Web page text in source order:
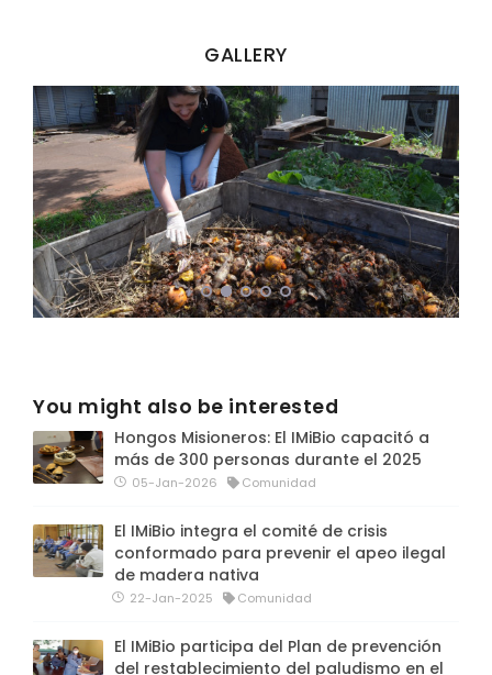
GALLERY
You might also be interested
Hongos Misioneros: El IMiBio capacitó a
más de 300 personas durante el 2025
05-Jan-2026 Comunidad
El IMiBio integra el comité de crisis
conformado para prevenir el apeo ilegal
de madera nativa
22-Jan-2025 Comunidad
El IMiBio participa del Plan de prevención
del restablecimiento del paludismo en el